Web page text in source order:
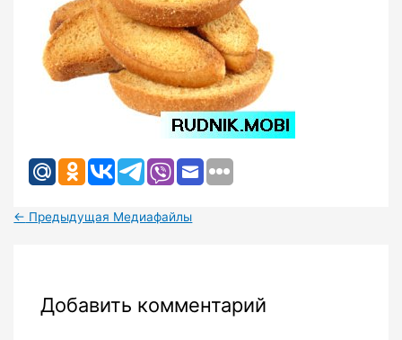
← Предыдущая Медиафайлы
Добавить комментарий